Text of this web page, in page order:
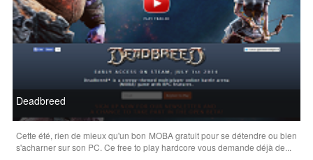
Deadbreed
Cette été, rien de mieux qu'un bon MOBA gratuit pour se détendre ou bien
s'acharner sur son PC. Ce free to play hardcore vous demande déjà de...